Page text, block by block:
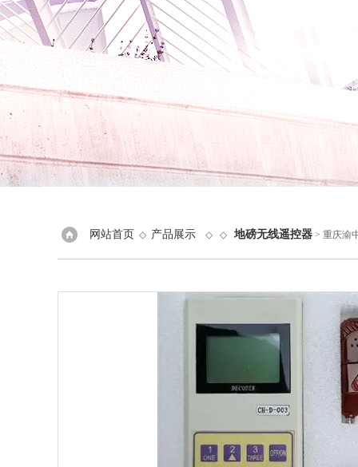
网站首页 ◇ 产品展示 ◇ ◇ 地磅无线遥控器 > 重庆渝